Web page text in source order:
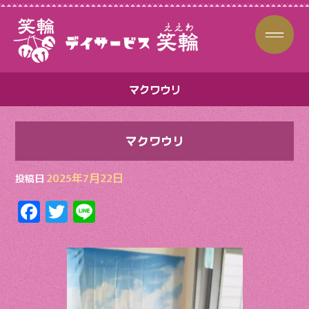
マクワウリ
マクワウリ
投稿日 2025年7月22日
F
ac
e
b
o
T
w
itt
er
Li
n
e